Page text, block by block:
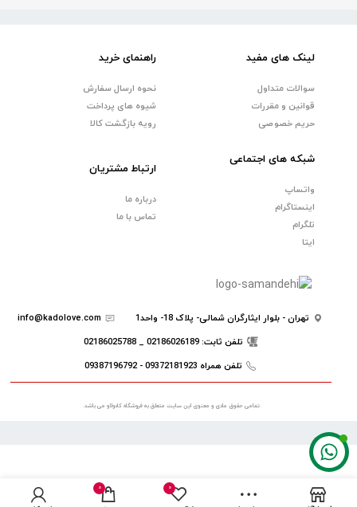
لینک های مفید
سوالات متداول
قوانین و مقررات
حریم خصوصی
راهنمای خرید
نحوه ارسال سفارش
شیوه های پرداخت
رویه بازگشت کالا
شبکه های اجتماعی
واتساپ
اینستاگرام
تلگرام
ایتا
ارتباط مشتریان
درباره ما
تماس با ما
تهران - بلوار ایثارگران شمالی- پلاک 18- واحد1
info@kadolove.com
تلفن ثابت: 02186026189 _ 02186025788
تلفن همراه 09372181923 - 09387196792
تمامی حقوق مادی و معنوی این سایت متعلق به فروشگاه کادولاو می باشد.
افزودن به سبد خرید
0
0